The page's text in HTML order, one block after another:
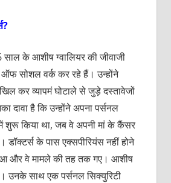
?
साल के आशीष ग्वालियर की जीवाजी
ऑफ सोशल वर्क कर रहे हैं। उन्होंने
कर व्यापमं घोटाले से जुड़े दस्तावेजों
दावा है कि उन्होंने अपना पर्सनल
शुरू किया था, जब वे अपनी मां के कैंसर
के पास एक्सपीरियंस नहीं होने
और वे मामले की तह तक गए। आशीष
उनके साथ एक पर्सनल सिक्युरिटी